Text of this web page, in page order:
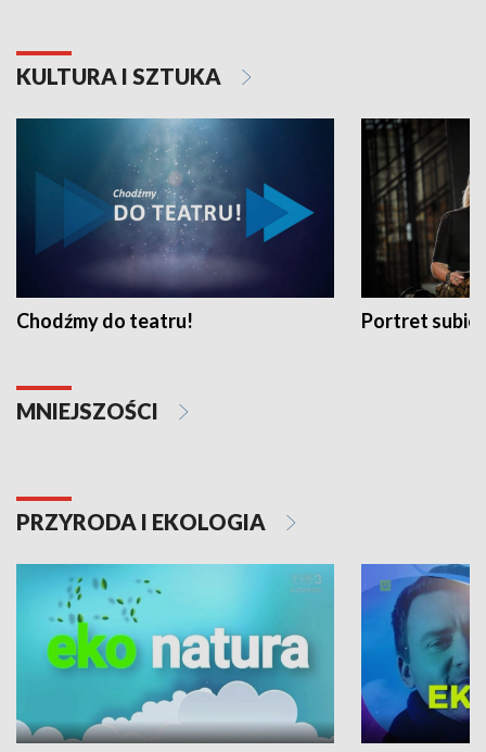
KULTURA I SZTUKA
Chodźmy do teatru! Portret
MNIEJSZOŚCI
PRZYRODA I EKOLOGIA